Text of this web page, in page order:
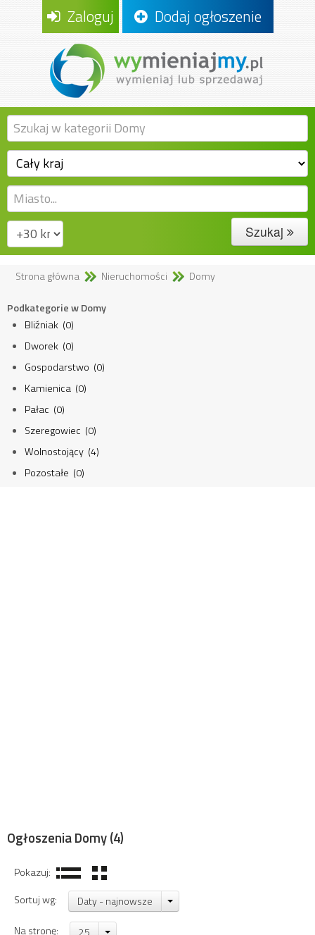
Zaloguj Dodaj ogłoszenie
Szukaj
Strona główna Nieruchomości Domy
Podkategorie w Domy
Bliźniak (0)
Dworek (0)
Gospodarstwo (0)
Kamienica (0)
Pałac (0)
Szeregowiec (0)
Wolnostojący (4)
Pozostałe (0)
Ogłoszenia Domy(4)
Pokazuj:
Sortuj wg:
Daty - najnowsze
Na stronę: 25